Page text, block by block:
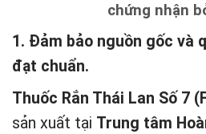
chứng nhận
1. Đảm bảo nguồn gốc và
đạt chuẩn.
Thuốc Rắn Thái Lan Số 7
sản xuất tại Trung tâm